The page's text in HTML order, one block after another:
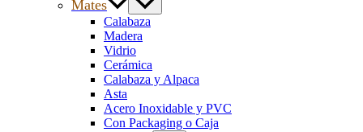
Mates
Calabaza
Madera
Vidrio
Cerámica
Calabaza y Alpaca
Asta
Acero Inoxidable y PVC
Con Packaging o Caja